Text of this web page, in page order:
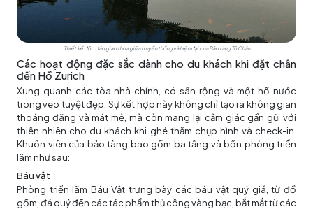
Thiết kế độc đáo giao thoa giữa truyền thống và hiện đại của Bảo tàng Tô Châu
Các hoạt động đặc sắc dành cho du khách khi đặt chân
đến Hồ Zurich
Xung quanh các tòa nhà chính, có sân rộng và một hồ nước
trong veo tuyệt đẹp. Sự kết hợp này không chỉ tạo ra không gian
thoáng đãng và mát mẻ, mà còn mang lại cảm giác gần gũi với
thiên nhiên cho du khách khi ghé thăm chụp hình và check-in.
Khuôn viên của bảo tàng bao gồm ba tầng và bốn phòng triển
lãm như sau:
Báu vật
Phòng triển lãm Báu Vật trưng bày các báu vật quý giá, từ đồ
gốm, đá quý đến các tác phẩm thủ công vàng bạc, bắt mắt từ các